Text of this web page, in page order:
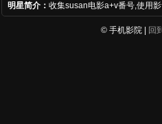
明星简介： 收集susan电影a+v番号,使用
© 手机影院 | 回